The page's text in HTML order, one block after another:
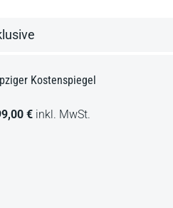
Kostenspiegel
€ inkl. MwSt.